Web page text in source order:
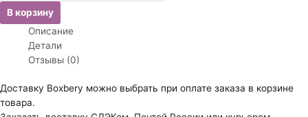
Интерьерное
панно.
Экзотический
цветок.
В корзину
Описание
Детали
Отзывы (0)
Доставку Boxbery можно выбрать при оплате заказа в корзине
товара.